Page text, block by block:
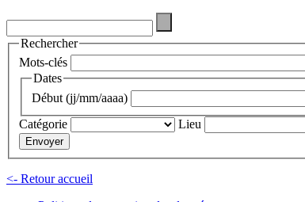
Rechercher
Mots-clés
Dates
Début (jj/mm/aaaa)
Catégorie
Lieu
<- Retour accueil